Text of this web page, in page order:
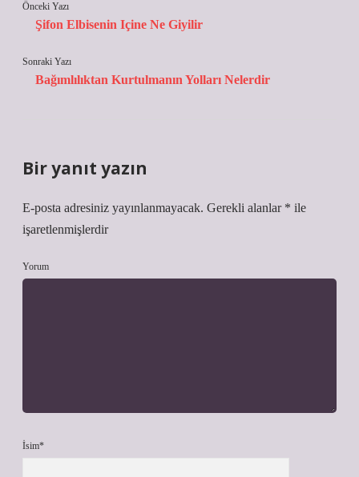
Önceki Yazı
Şifon Elbisenin Içine Ne Giyilir
Sonraki Yazı
Bağımlılıktan Kurtulmanın Yolları Nelerdir
Bir yanıt yazın
E-posta adresiniz yayınlanmayacak. Gerekli alanlar * ile
işaretlenmişlerdir
Yorum
İsim*